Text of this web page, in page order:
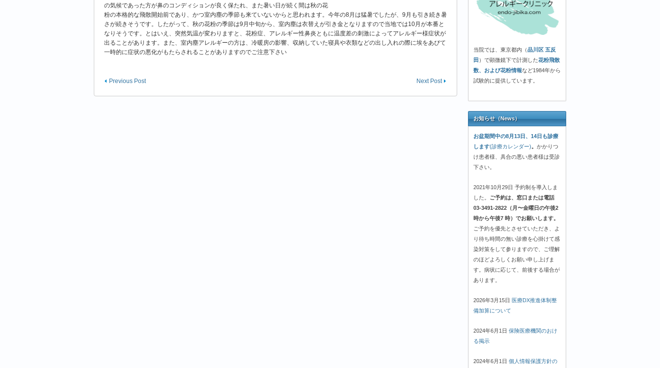
の気候であった方が鼻のコンディションが良く保たれ、また暑い日が続く間は秋の花
粉の本格的な飛散開始前であり、かつ室内塵の季節も来ていないからと思われます。今年の8月は猛暑でしたが、9月も引き続き暑
さが続きそうです。したがって、秋の花粉の季節は9月中旬から、室内塵は衣替えが引き金となりますので当地では10月が本番と
なりそうです。とはいえ、突然気温が変わりますと、花粉症、アレルギー性鼻炎ともに温度差の刺激によってアレルギー様症状が
出ることがあります。また、室内塵アレルギーの方は、冷暖房の影響、収納していた寝具や衣類などの出し入れの際に埃をあびて
一時的に症状の悪化がもたらされることがありますのでご注意下さい
Next Post
Previous Post
当院では、東京都内（品川区 五反
田 ）で顕微鏡下で計測した花粉飛散
数、および花粉情報など1984年から
試験的に提供しています。
お知らせ（News）
お盆期間中の8月13日、14日も診療
します(診療カレンダー)。 かかりつ
け患者様、具合の悪い患者様は受診
下さい。
2021年10月29日 予約制を導入しま
した。 ご予約は、窓口または電話
03-3491-2822（月〜金曜日の午後2
時から午後7 時）でお願いします。
ご予約を優先とさせていただき、よ
り待ち時間の無い診療を心掛けて感
染対策をして参りますので、ご理解
のほどよろしくお願い申し上げま
す。病状に応じて、前後する場合が
あります。
2026年3月15日 医療DX推進体制整
備加算について
2024年6月1日 保険医療機関のおけ
る掲示
2024年6月1日 個人情報保護方針の